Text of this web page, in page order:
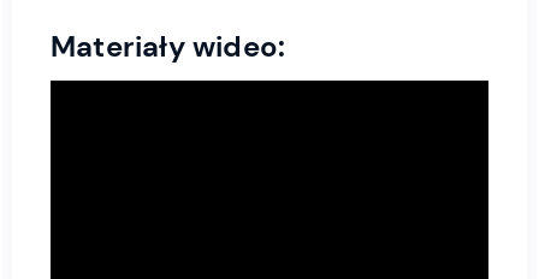
Materiały wideo: